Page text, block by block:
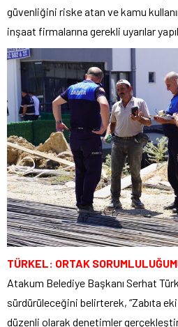
güvenliğini riske atan ve kamu
inşaat firmalarına gerekli uyarılar
TÜRKEL: ORTAK
Atakum Belediye Başkanı Serhat
sürdürüleceğini belirterek, “Zabıta
düzenli olarak denetimler